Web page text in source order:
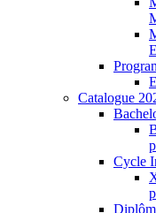
Catalogue
Cycle